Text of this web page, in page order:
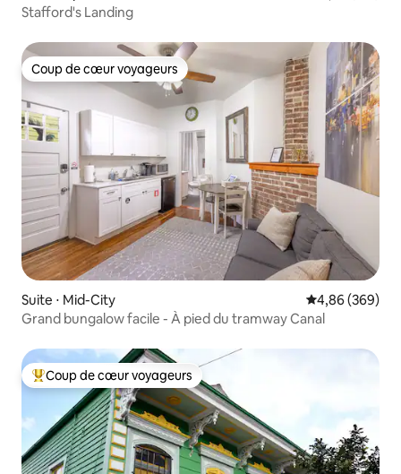
Stafford's Landing
Coup de cœur voyageurs
Coup de cœur voyageurs
Suite ⋅ Mid-City Évaluation
4,86 (369)
Grand bungalow facile - À pied du tramway Canal
Coups de cœur voyageurs les plus appréciés
Coup de cœur voyageurs